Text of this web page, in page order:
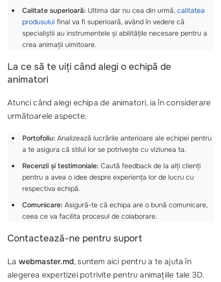
Calitate superioară: Ultima dar nu cea din urmă, calitatea
produsului final va fi superioară, având în vedere că
specialiștii au instrumentele și abilitățile necesare pentru a
crea animații uimitoare.
La ce să te uiți când alegi o echipă de
animatori
Atunci când alegi echipa de animatori, ia în considerare
următoarele aspecte:
Portofoliu: Analizează lucrările anterioare ale echipei pentru
a te asigura că stilul lor se potrivește cu viziunea ta.
Recenzii și testimoniale: Caută feedback de la alți clienți
pentru a avea o idee despre experiența lor de lucru cu
respectiva echipă.
Comunicare: Asigură-te că echipa are o bună comunicare,
ceea ce va facilita procesul de colaborare.
Contactează-ne pentru suport
La webmaster.md, suntem aici pentru a te ajuta în
alegerea expertizei potrivite pentru animațiile tale 3D.